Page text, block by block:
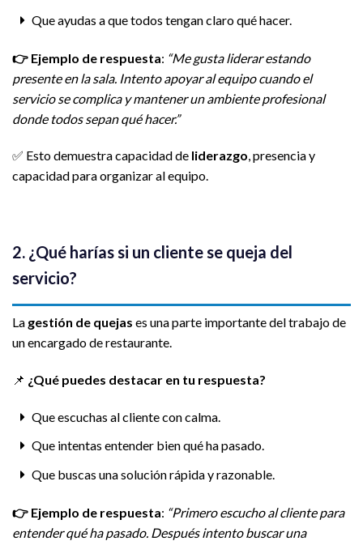
Que ayudas a que todos tengan claro qué hacer.
👉 Ejemplo de respuesta: “Me gusta liderar estando
presente en la sala. Intento apoyar al equipo cuando el
servicio se complica y mantener un ambiente profesional
donde todos sepan qué hacer.”
✅ Esto demuestra capacidad de liderazgo, presencia y
capacidad para organizar al equipo.
2. ¿Qué harías si un cliente se queja del
servicio?
La gestión de quejas es una parte importante del trabajo de
un encargado de restaurante.
📌 ¿Qué puedes destacar en tu respuesta?
Que escuchas al cliente con calma.
Que intentas entender bien qué ha pasado.
Que buscas una solución rápida y razonable.
👉 Ejemplo de respuesta: “Primero escucho al cliente para
entender qué ha pasado. Después intento buscar una